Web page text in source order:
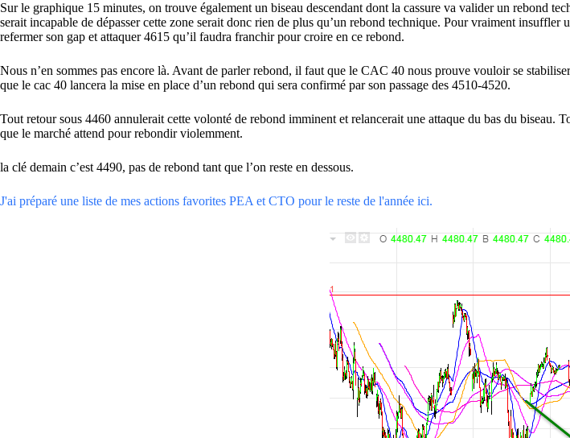
Sur le graphique 15 minutes, on trouve également un biseau descendant dont la cassure va valider un rebond
serait incapable de dépasser cette zone serait donc rien de plus qu’un rebond technique. Pour vraiment
refermer son gap et attaquer 4615 qu’il faudra franchir pour croire en ce rebond.
Nous n’en sommes pas encore là. Avant de parler rebond, il faut que le CAC 40 nous prouve vouloir se
que le cac 40 lancera la mise en place d’un rebond qui sera confirmé par son passage des 4510-4520.
Tout retour sous 4460 annulerait cette volonté de rebond imminent et relancerait une attaque du bas du biseau.
que le marché attend pour rebondir violemment.
la clé demain c’est 4490, pas de rebond tant que l’on reste en dessous.
J'ai préparé une liste de mes actions favorites PEA et CTO pour le reste de l'année ici.